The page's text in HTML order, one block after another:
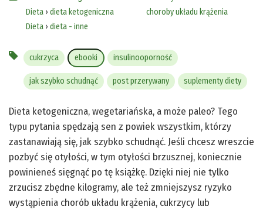
Dieta › dieta ketogeniczna
Dieta › dieta - inne
choroby układu krążenia
cukrzyca ebooki insulinooporność
jak szybko schudnąć post przerywany suplementy diety
Dieta ketogeniczna, wegetariańska, a może paleo? Tego
typu pytania spędzają sen z powiek wszystkim, którzy
zastanawiają się, jak szybko schudnąć. Jeśli chcesz wreszcie
pozbyć się otyłości, w tym otyłości brzusznej, koniecznie
powinieneś sięgnąć po tę książkę. Dzięki niej nie tylko
zrzucisz zbędne kilogramy, ale też zmniejszysz ryzyko
wystąpienia chorób układu krążenia, cukrzycy lub